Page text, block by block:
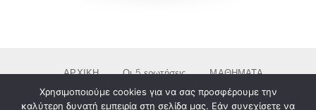
ΑΡΧΙΚΗ Οι 5 ερωτήσεις
ΜΑΘΗΜΑΤΑ
& ΕΡΓΑΣΤΗΡΙΑ
RETREAT
ΠΟΙΟΙ
Χρησιμοποιούμε cookies για να σας προσφέρουμε την
καλύτερη δυνατή εμπειρία στη σελίδα μας. Εάν συνεχίσετε να